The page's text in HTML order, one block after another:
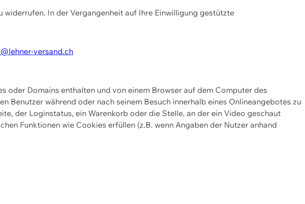
In der Vergangenheit auf Ihre Einwilligung gestützte
versand.ch
oder Domains enthalten und von einem Browser auf dem Computer des
Benutzer während oder nach seinem Besuch innerhalb eines Onlineangebotes zu
der Loginstatus, ein Warenkorb oder die Stelle, an der ein Video geschaut
Funktionen wie Cookies erfüllen (z.B. wenn Angaben der Nutzer anhand